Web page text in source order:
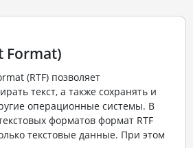
Format)
(RTF) позволяет
текст, а также сохранять и
операционные системы. В
форматов формат RTF
текстовые данные. При этом